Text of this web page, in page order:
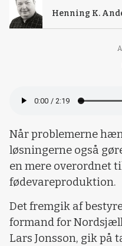
Henning K.
Når problemerne
løsningerne også
en mere overordnet
fødevareproduktion.
Det fremgik af
formand for
Lars Jonsson, gik på